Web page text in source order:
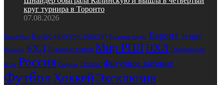
круг турнира в Торонто
07.08.2026
Баскетбол Видео (внутри текста) Водные виды Европа Зенит
Испания КХЛ Лыжные гонки Мир РПЛНХЛ Олимпийские
игры Россия Спартак Теннис Фигурное катание
ФутболХоккейЭксклюзив